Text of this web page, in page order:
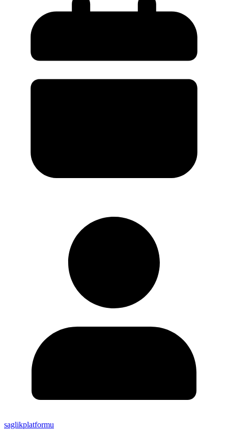
saglikplatformu